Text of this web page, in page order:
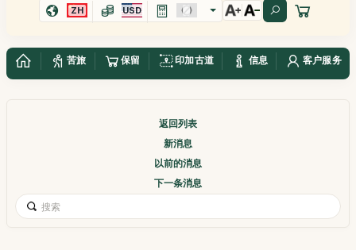
ZH USD
苦旅 保留 印加古道 信息 客户服务
返回列表
新消息
以前的消息
下一条消息